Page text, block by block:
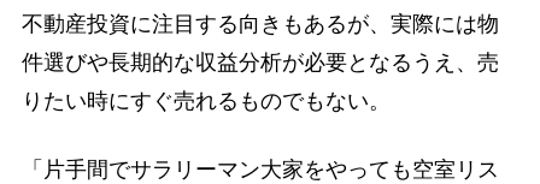
不動産投資に注目する向きもあるが、実際には物
件選びや長期的な収益分析が必要となるうえ、売
りたい時にすぐ売れるものでもない。
「片手間でサラリーマン大家をやっても空室リス